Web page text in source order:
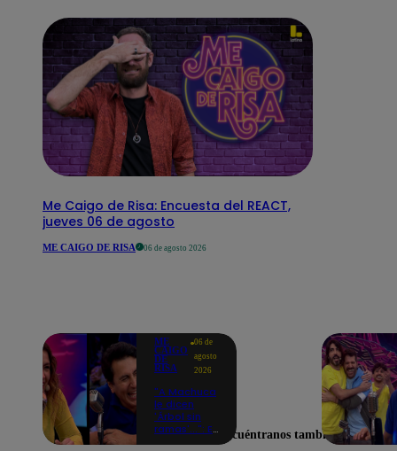
Me Caigo de Risa: Encuesta del REACT,
jueves 06 de agosto
ME CAIGO DE RISA 06 de agosto 2026
ME
CAIGO
DE
RISA
06 de
agosto
2026
"A Machuca
le dicen
'Árbol sin
ramas'...": El Encuéntranos también en